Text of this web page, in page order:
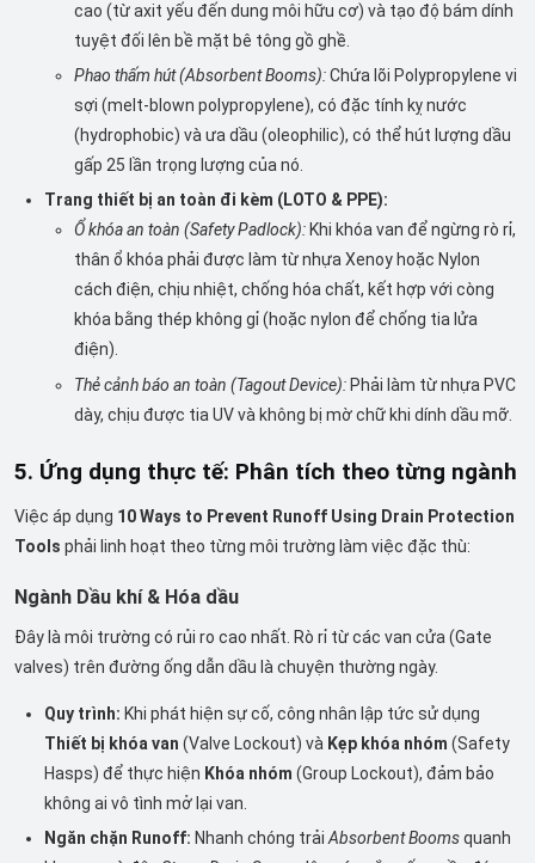
cao (từ axit yếu đến dung môi hữu cơ) và tạo độ bám dính
tuyệt đối lên bề mặt bê tông gồ ghề.
Phao thấm hút (Absorbent Booms):Chứa lõi Polypropylene vi
sợi (melt-blown polypropylene), có đặc tính kỵ nước
(hydrophobic) và ưa dầu (oleophilic), có thể hút lượng dầu
gấp 25 lần trọng lượng của nó.
Trang thiết bị an toàn đi kèm (LOTO & PPE):
Ổ khóa an toàn (Safety Padlock): Khi khóa van để ngừng rò rỉ,
thân ổ khóa phải được làm từ nhựa Xenoy hoặc Nylon
cách điện, chịu nhiệt, chống hóa chất, kết hợp với còng
khóa bằng thép không gỉ (hoặc nylon để chống tia lửa
điện).
Thẻ cảnh báo an toàn (Tagout Device):Phải làm từ nhựa PVC
dày, chịu được tia UV và không bị mờ chữ khi dính dầu mỡ.
5. Ứng dụng thực tế: Phân tích theo từng ngành
Việc áp dụng 10 Ways to Prevent Runoff Using Drain Protection
Tools phải linh hoạt theo từng môi trường làm việc đặc thù:
Ngành Dầu khí & Hóa dầu
Đây là môi trường có rủi ro cao nhất. Rò rỉ từ các van cửa (Gate
valves) trên đường ống dẫn dầu là chuyện thường ngày.
Quy trình: Khi phát hiện sự cố, công nhân lập tức sử dụng
Thiết bị khóa van (Valve Lockout) và Kẹp khóa nhóm (Safety
Hasps) để thực hiện Khóa nhóm (Group Lockout), đảm bảo
không ai vô tình mở lại van.
Ngăn chặn Runoff: Nhanh chóng trảiAbsorbent Boomsquanh